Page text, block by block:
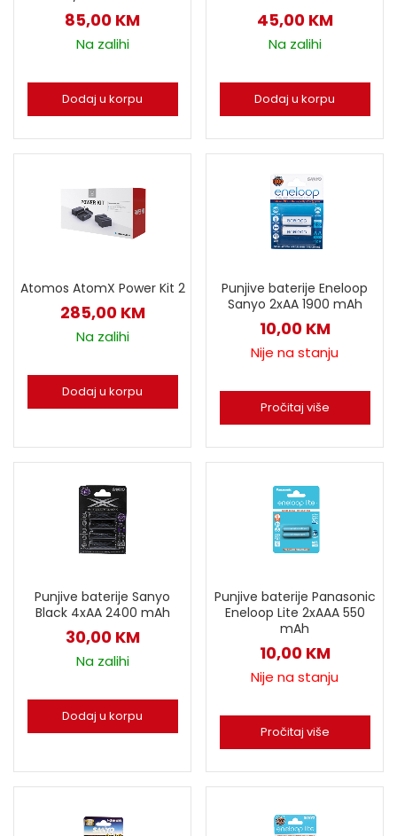
85,00 KM
Na zalihi
Dodaj u korpu
45,00 KM
Na zalihi
Dodaj u korpu
Atomos AtomX Power Kit 2
285,00 KM
Na zalihi
Dodaj u korpu
Punjive baterije Eneloop
Sanyo 2xAA 1900 mAh
10,00 KM
Nije na stanju
Pročitaj više
Punjive baterije Sanyo
Black 4xAA 2400 mAh
30,00 KM
Na zalihi
Dodaj u korpu
Punjive baterije Panasonic
Eneloop Lite 2xAAA 550
mAh
10,00 KM
Nije na stanju
Pročitaj više